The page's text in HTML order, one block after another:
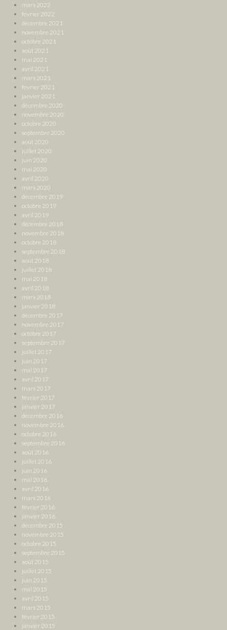
mars 2022
février 2022
décembre 2021
novembre 2021
octobre 2021
août 2021
mai 2021
avril 2021
mars 2021
février 2021
janvier 2021
décembre 2020
novembre 2020
octobre 2020
septembre 2020
août 2020
juillet 2020
juin 2020
mai 2020
avril 2020
mars 2020
décembre 2019
octobre 2019
avril 2019
décembre 2018
novembre 2018
octobre 2018
septembre 2018
août 2018
juillet 2018
mai 2018
avril 2018
mars 2018
janvier 2018
décembre 2017
novembre 2017
octobre 2017
septembre 2017
juillet 2017
juin 2017
mai 2017
avril 2017
mars 2017
février 2017
janvier 2017
décembre 2016
novembre 2016
octobre 2016
septembre 2016
août 2016
juillet 2016
juin 2016
mai 2016
avril 2016
mars 2016
février 2016
janvier 2016
décembre 2015
novembre 2015
octobre 2015
septembre 2015
août 2015
juillet 2015
juin 2015
mai 2015
avril 2015
mars 2015
février 2015
janvier 2015